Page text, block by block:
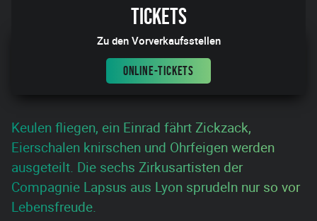
Tickets
Zu den Vorverkaufsstellen
ONLINE-TICKETS
Keulen fliegen, ein Einrad fährt Zickzack,
Eierschalen knirschen und Ohrfeigen werden
ausgeteilt. Die sechs Zirkusartisten der
Compagnie Lapsus aus Lyon sprudeln nur so vor
Lebensfreude.